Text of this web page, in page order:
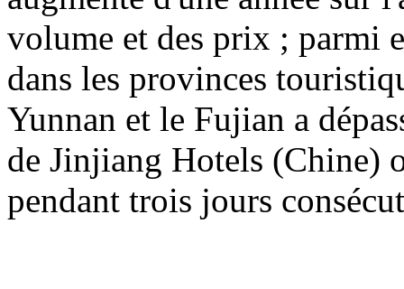
volume et des prix ; parmi
dans les provinces
Yunnan et le Fujian a
de Jinjiang Hotels (Chine)
pendant trois jours